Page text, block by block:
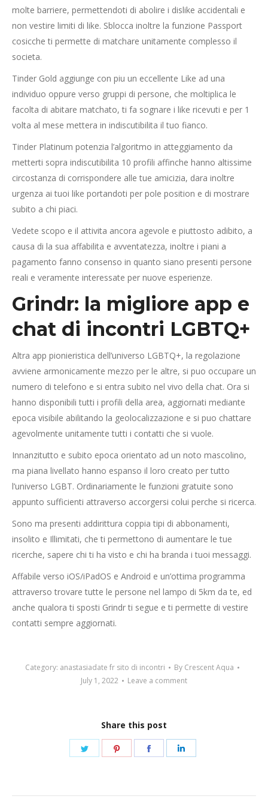
molte barriere, permettendoti di abolire i dislike accidentali e
non vestire limiti di like. Sblocca inoltre la funzione Passport
cosicche ti permette di matchare unitamente complesso il
societa.
Tinder Gold aggiunge con piu un eccellente Like ad una
individuo oppure verso gruppi di persone, che moltiplica le
facolta di abitare matchato, ti fa sognare i like ricevuti e per 1
volta al mese mettera in indiscutibilita il tuo fianco.
Tinder Platinum potenzia l’algoritmo in atteggiamento da
metterti sopra indiscutibilita 10 profili affinche hanno altissime
circostanza di corrispondere alle tue amicizia, dara inoltre
urgenza ai tuoi like portandoti per pole position e di mostrare
subito a chi piaci.
Vedete scopo e il attivita ancora agevole e piuttosto adibito, a
causa di la sua affabilita e avventatezza, inoltre i piani a
pagamento fanno consenso in quanto siano presenti persone
reali e veramente interessate per nuove esperienze.
Grindr: la migliore app e
chat di incontri LGBTQ+
Altra app pionieristica dell’universo LGBTQ+, la regolazione
avviene armonicamente mezzo per le altre, si puo occupare un
numero di telefono e si entra subito nel vivo della chat. Ora si
hanno disponibili tutti i profili della area, aggiornati mediante
epoca visibile abilitando la geolocalizzazione e si puo chattare
agevolmente unitamente tutti i contatti che si vuole.
Innanzitutto e subito epoca orientato ad un noto mascolino,
ma piana livellato hanno espanso il loro creato per tutto
l’universo LGBT. Ordinariamente le funzioni gratuite sono
appunto sufficienti attraverso accorgersi colui perche si ricerca.
Sono ma presenti addirittura coppia tipi di abbonamenti,
insolito e Illimitati, che ti permettono di aumentare le tue
ricerche, sapere chi ti ha visto e chi ha branda i tuoi messaggi.
Affabile verso iOS/iPadOS e Android e un’ottima programma
attraverso trovare tutte le persone nel lampo di 5km da te, ed
anche qualora ti sposti Grindr ti segue e ti permette di vestire
contatti sempre aggiornati.
Category: anastasiadate fr sito di incontri By Crescent Aqua
July 1, 2022
Leave a comment
Share this post
Share
Share
Share